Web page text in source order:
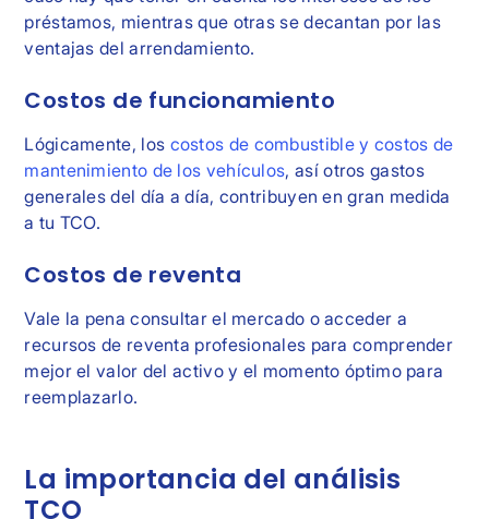
préstamos, mientras que otras se decantan por las
ventajas del arrendamiento.
Costos de funcionamiento
Lógicamente, los costos de combustible y costos de
mantenimiento de los vehículos, así otros gastos
generales del día a día, contribuyen en gran medida
a tu TCO.
Costos de reventa
Vale la pena consultar el mercado o acceder a
recursos de reventa profesionales para comprender
mejor el valor del activo y el momento óptimo para
reemplazarlo.
La importancia del análisis
TCO